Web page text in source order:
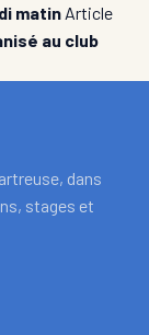
matin Article
au club
dans
stages et